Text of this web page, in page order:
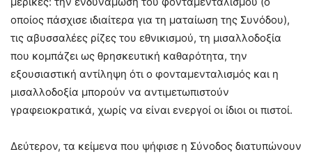
οποίος πάσχισε ιδιαίτερα για τη ματαίωση της Συνόδου),
τις αβυσσαλέες ρίζες του εθνικισμού, τη μισαλλοδοξία
που κομπάζει ως θρησκευτική καθαρότητα, την
εξουσιαστική αντίληψη ότι ο φονταμενταλισμός και η
μισαλλοδοξία μπορούν να αντιμετωπιστούν
γραφειοκρατικά, χωρίς να είναι ενεργοί οι ίδιοι οι πιστοί.
Δεύτερον, τα κείμενα που ψήφισε η Σύνοδος διατυπώνουν